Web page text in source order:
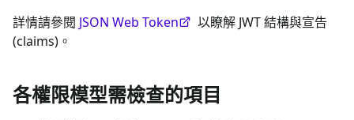
詳情請參閱 JSON Web Token
以瞭解 JWT 結構與宣告
(claims)。
各權限模型需檢查的項目